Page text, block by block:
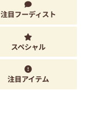
注目フーディスト
スペシャル
注目アイテム